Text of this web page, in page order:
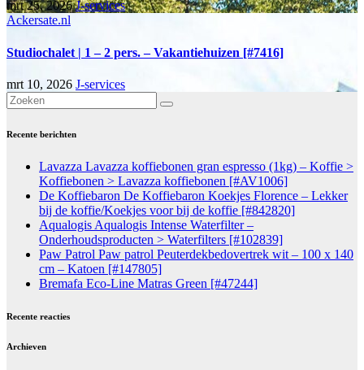
mrt 25, 2026J-services
Ackersate.nl
Studiochalet | 1 – 2 pers. – Vakantiehuizen [#7416]
mrt 10, 2026 J-services
Recente berichten
Lavazza Lavazza koffiebonen gran espresso (1kg) – Koffie >
Koffiebonen > Lavazza koffiebonen [#AV1006]
De Koffiebaron De Koffiebaron Koekjes Florence – Lekker
bij de koffie/Koekjes voor bij de koffie [#842820]
Aqualogis Aqualogis Intense Waterfilter –
Onderhoudsproducten > Waterfilters [#102839]
Paw Patrol Paw patrol Peuterdekbedovertrek wit – 100 x 140
cm – Katoen [#147805]
Bremafa Eco-Line Matras Green [#47244]
Recente reacties
Archieven